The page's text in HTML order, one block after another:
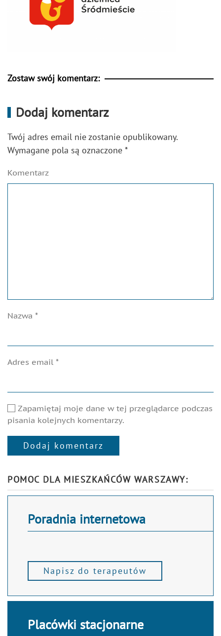
Zostaw swój komentarz:
Dodaj komentarz
Twój adres email nie zostanie opublikowany.
Wymagane pola są oznaczone *
Komentarz
Nazwa *
Adres email *
Zapamiętaj moje dane w tej przeglądarce podczas
pisania kolejnych komentarzy.
Dodaj komentarz
POMOC DLA MIESZKAŃCÓW WARSZAWY:
Poradnia internetowa
Napisz do terapeutów
Placówki stacjonarne